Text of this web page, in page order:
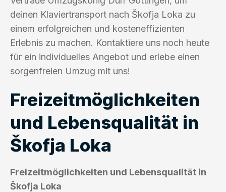
deinen Klaviertransport nach Škofja Loka zu
einem erfolgreichen und kosteneffizienten
Erlebnis zu machen. Kontaktiere uns noch heute
für ein individuelles Angebot und erlebe einen
sorgenfreien Umzug mit uns!
Freizeitmöglichkeiten
und Lebensqualität in
Škofja Loka
Freizeitmöglichkeiten und Lebensqualität in
Škofja Loka